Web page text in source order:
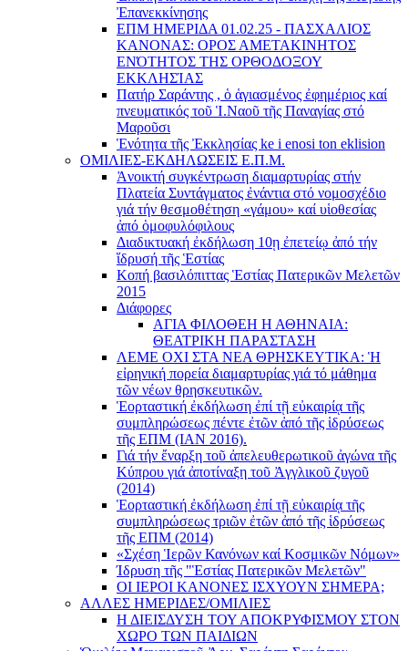
Ἐπανεκκίνησης
ΕΠΜ ΗΜΕΡΙΔΑ 01.02.25 - ΠΑΣΧΑΛΙΟΣ
ΚΑΝΟΝΑΣ: ΟΡΟΣ ΑΜΕΤΑΚΙΝΗΤΟΣ
ΕΝΌΤΗΤΟΣ ΤΗΣ ΟΡΘΟΔΟΞΟΥ
ΕΚΚΛΗΣΊΑΣ
Πατήρ Σαράντης , ὁ ἁγιασμένος ἐφημέριος καί
πνευματικός τοῦ Ἱ.Ναοῦ τῆς Παναγίας στό
Μαροῦσι
Ἑνότητα τῆς Ἐκκλησίας ke i enosi ton eklision
ΟΜΙΛΙΕΣ-ΕΚΔΗΛΩΣΕΙΣ Ε.Π.Μ.
Ἀνοικτή συγκέντρωση διαμαρτυρίας στήν
Πλατεία Συντάγματος ἐνάντια στό νομοσχέδιο
γιά τήν θεσμοθέτηση «γάμου» καί υἱοθεσίας
ἀπό ὁμοφυλόφιλους
Διαδικτυακή ἐκδήλωση 10ῃ ἐπετείῳ ἀπό τήν
ἵδρυσή τῆς Ἑστίας
Κοπή βασιλόπιττας Ἑστίας Πατερικῶν Μελετῶν
2015
Διάφορες
ΑΓΙΑ ΦΙΛΟΘΕΗ Η ΑΘΗΝΑΙΑ:
ΘΕΑΤΡΙΚΗ ΠΑΡΑΣΤΑΣΗ
ΛΕΜΕ ΟΧΙ ΣΤΑ ΝΕΑ ΘΡΗΣΚΕΥΤΙΚΑ: Ἡ
εἰρηνική πορεία διαμαρτυρίας γιά τό μάθημα
τῶν νέων θρησκευτικῶν.
Ἑορταστική ἐκδήλωση ἐπί τῇ εὐκαιρίᾳ τῆς
συμπληρώσεως πέντε ἐτῶν ἀπό τῆς ἱδρύσεως
τῆς ΕΠΜ (ΙΑΝ 2016).
Γιά τήν ἔναρξη τοῦ ἀπελευθερωτικοῦ ἀγώνα τῆς
Κύπρου γιά ἀποτίναξη τοῦ Ἀγγλικοῦ ζυγοῦ
(2014)
Ἑορταστική ἐκδήλωση ἐπί τῇ εὐκαιρίᾳ τῆς
συμπληρώσεως τριῶν ἐτῶν ἀπό τῆς ἱδρύσεως
τῆς ΕΠΜ (2014)
«Σχέση Ἱερῶν Κανόνων καί Κοσμικῶν Νόμων»
Ίδρυση τῆς "Ἑστίας Πατερικῶν Μελετῶν"
ΟΙ ΙΕΡΟΙ ΚΑΝΟΝΕΣ ΙΣΧΥΟΥΝ ΣΗΜΕΡΑ;
ΑΛΛΕΣ ΗΜΕΡΙΔΕΣ/ΟΜΙΛΙΕΣ
Η ΔΙΕΙΣΔΥΣΗ ΤΟΥ ΑΠΟΚΡΥΦΙΣΜΟΥ ΣΤΟΝ
ΧΩΡΟ ΤΩΝ ΠΑΙΔΙΩΝ